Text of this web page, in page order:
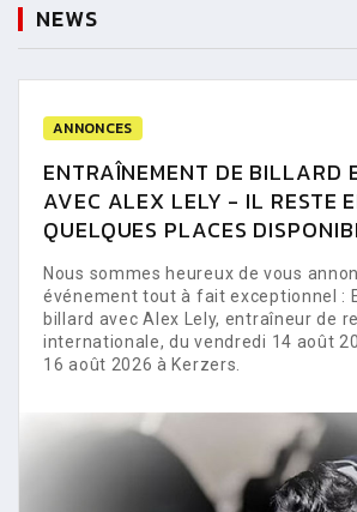
NEWS
ANNONCES
ENTRAÎNEMENT DE BILLARD
AVEC ALEX LELY - IL RESTE
QUELQUES PLACES
Nous sommes heureux de vous
événement tout à fait exceptionnel :
billard avec Alex Lely, entraîneur de
internationale, du vendredi 14 août
16 août 2026 à Kerzers.